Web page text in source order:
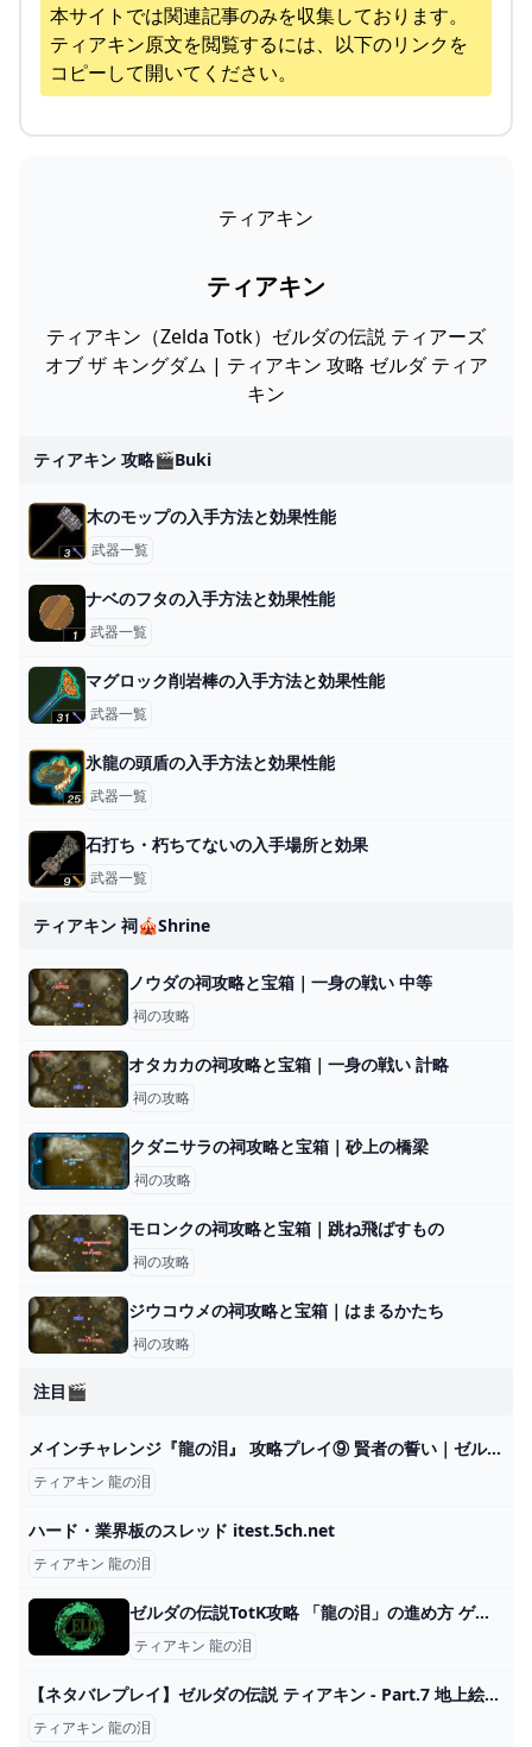
本サイトでは関連記事のみを収集しております。
ティアキン原文を閲覧するには、以下のリンクを
コピーして開いてください。
ティアキン
ティアキン
ティアキン（Zelda Totk）ゼルダの伝説 ティアーズ
オブ ザ キングダム | ティアキン 攻略 ゼルダ ティア
キン
ティアキン 攻略🎬buki
木のモップの入手方法と効果性能
武器一覧
ナベのフタの入手方法と効果性能
武器一覧
マグロック削岩棒の入手方法と効果性能
武器一覧
氷龍の頭盾の入手方法と効果性能
武器一覧
石打ち・朽ちてないの入手場所と効果
武器一覧
ティアキン 祠🎪shrine
ノウダの祠攻略と宝箱｜一身の戦い 中等
祠の攻略
オタカカの祠攻略と宝箱｜一身の戦い 計略
祠の攻略
クダニサラの祠攻略と宝箱｜砂上の橋梁
祠の攻略
モロンクの祠攻略と宝箱｜跳ね飛ばすもの
祠の攻略
ジウコウメの祠攻略と宝箱｜はまるかたち
祠の攻略
注目🎬
メインチャレンジ『龍の泪』 攻略プレイ⑨ 賢者の誓い｜ゼルダの伝説 ティアキン - YouTube
ティアキン 龍の泪
ハード・業界板のスレッド itest.5ch.net
ティアキン 龍の泪
ゼルダの伝説TotK攻略 「龍の泪」の進め方 ゲームセカイ
ティアキン 龍の泪
【ネタバレプレイ】ゼルダの伝説 ティアキン - Part.7 地上絵と龍の泪 - ゆるぽぽ帳
ティアキン 龍の泪